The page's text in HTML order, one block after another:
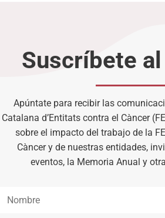
Suscríbete
Apúntate para recibir las
Catalana d’Entitats contra el Càncer
sobre el impacto del trabajo de la
Càncer y de nuestras entidades,
eventos, la Memoria Anual y